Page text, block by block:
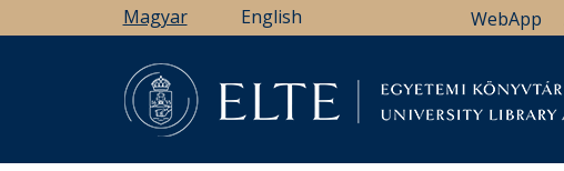
a
Magyar English WebApp